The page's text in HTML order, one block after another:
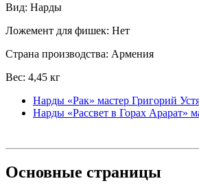
Вид: Нарды
Ложемент для фишек: Нет
Страна производства: Армения
Вес: 4,45 кг
Нарды «Рак» мастер Григорий
Нарды «Рассвет в Горах Арарат»
Основные страницы